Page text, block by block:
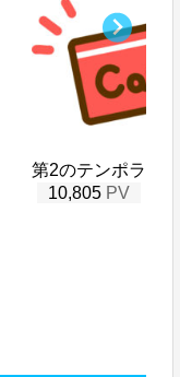
第2のテンポラリ
10,805